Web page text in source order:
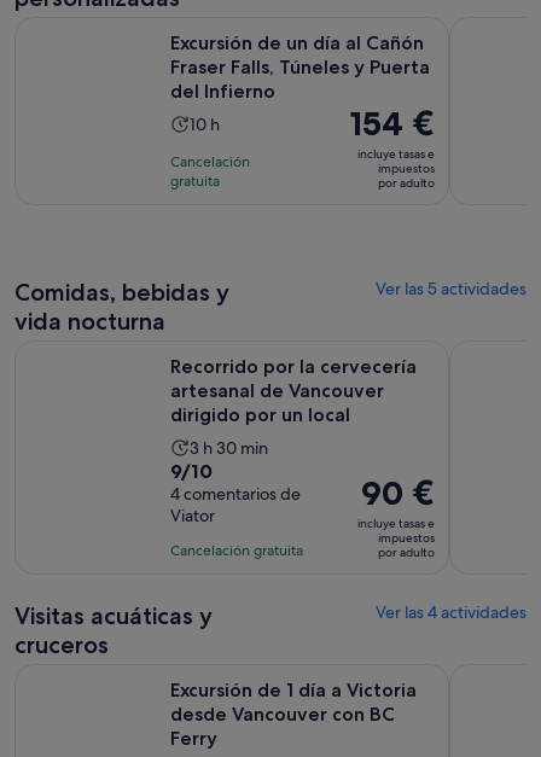
15 minutos
Excursión de un día al Cañón
Fraser Falls, Túneles y Puerta
del Infierno
La
de
10 horas
10 h
Cancelación
gratuita
El
precio
es
154 €
incluye tasas e
impuestos
por adulto
Comidas, bebidas y
vida nocturna
Ver las 5 actividades
Recorrido por la cervecería
artesanal de Vancouver
dirigido por un local
La
duración
de
la
actividad
3 horas
3 h 30 min
9.0
sobre
10
con
9/10
4 comentarios de
Viator
Cancelación gratuita
El
precio
es
de
por
90 €
incluye tasas e
impuestos
por adulto
Visitas acuáticas y
cruceros
Ver las 4 actividades
Excursión de 1 día a Victoria
desde Vancouver con BC
Ferry